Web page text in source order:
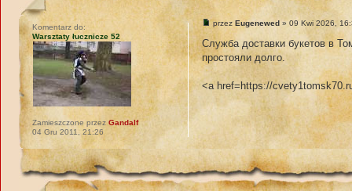
przezEugenewed » 09 Kwi 2026,
Служба доставки букетов в
простояли долго.
<a href=https://
Komentarz do:
Warsztaty łucznicze 52
Zamieszczone przezGandalf
04 Gru 2011, 21:26